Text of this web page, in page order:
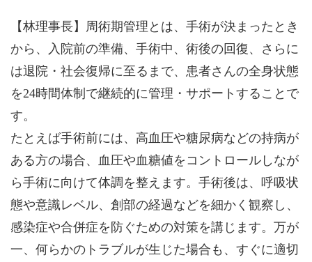
【林理事長】周術期管理とは、手術が決まったとき
から、入院前の準備、手術中、術後の回復、さらに
は退院・社会復帰に至るまで、患者さんの全身状態
を24時間体制で継続的に管理・サポートすることで
す。
たとえば手術前には、高血圧や糖尿病などの持病が
ある方の場合、血圧や血糖値をコントロールしなが
ら手術に向けて体調を整えます。手術後は、呼吸状
態や意識レベル、創部の経過などを細かく観察し、
感染症や合併症を防ぐための対策を講じます。万が
一、何らかのトラブルが生じた場合も、すぐに適切